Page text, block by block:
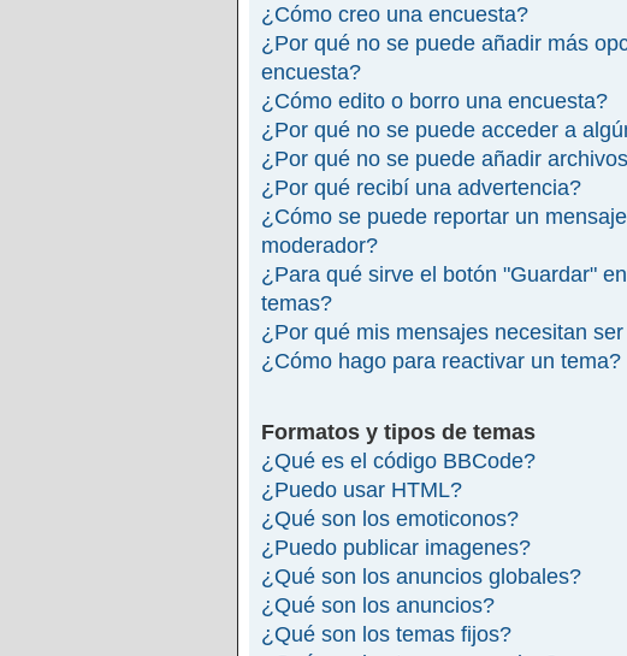
¿Cómo creo una encuesta?
¿Por qué no se puede añadir más
encuesta?
¿Cómo edito o borro una encuesta?
¿Por qué no se puede acceder a
¿Por qué no se puede añadir
¿Por qué recibí una advertencia?
¿Cómo se puede reportar un
moderador?
¿Para qué sirve el botón "Guardar"
temas?
¿Por qué mis mensajes necesitan
¿Cómo hago para reactivar un tema?
Formatos y tipos de temas
¿Qué es el código BBCode?
¿Puedo usar HTML?
¿Qué son los emoticonos?
¿Puedo publicar imagenes?
¿Qué son los anuncios globales?
¿Qué son los anuncios?
¿Qué son los temas fijos?